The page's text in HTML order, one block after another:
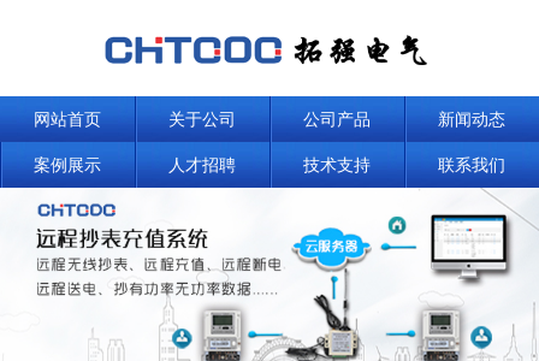
网站首页 关于公司 公司产品 新闻动态
案例展示 人才招聘 技术支持 联系我们